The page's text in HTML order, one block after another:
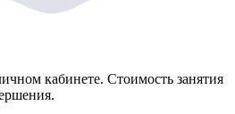
кабинете. Стоимость занятия